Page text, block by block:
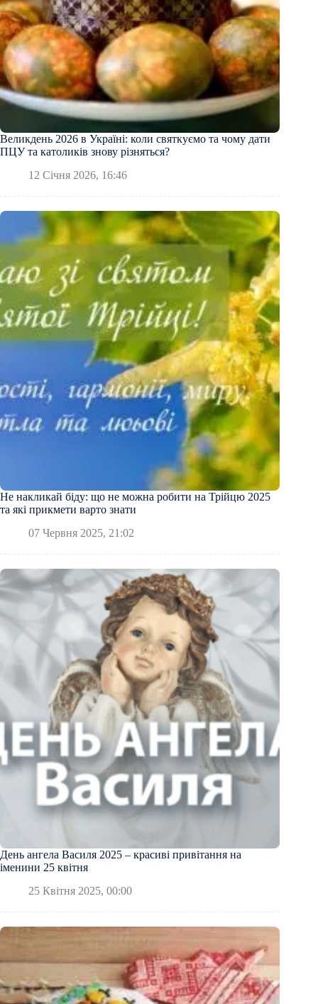
Великдень 2026 в Україні: коли святкуємо та чому дати
ПЦУ та католиків знову різняться?
12 Січня 2026, 16:46
Не накликай біду: що не можна робити на Трійцю 2025
та які прикмети варто знати
07 Червня 2025, 21:02
День ангела Василя 2025 – красиві привітання на
іменини 25 квітня
25 Квітня 2025, 00:00